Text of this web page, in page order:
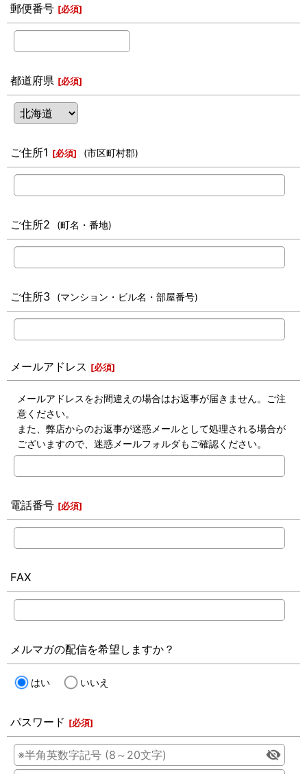
郵便番号 [必須]
都道府県 [必須]
ご住所1 [必須] (市区町村郡)
ご住所2 (町名・番地)
ご住所3 (マンション・ビル名・部屋番号)
メールアドレス [必須]
メールアドレスをお間違えの場合はお返事が届きません。ご注
意ください。
また、弊店からのお返事が迷惑メールとして処理される場合が
ございますので、迷惑メールフォルダもご確認ください。
電話番号 [必須]
FAX
メルマガの配信を希望しますか？
はい いいえ
パスワード [必須]